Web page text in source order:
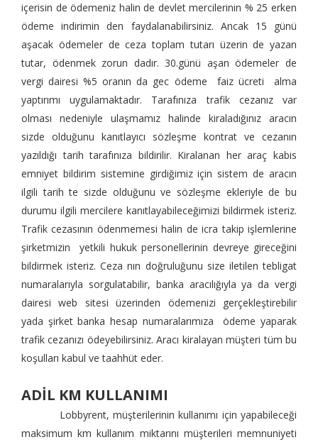
içerisin de ödemeniz halin de devlet mercilerinin % 25 erken
ödeme indirimin den faydalanabilirsiniz. Ancak 15 günü
aşacak ödemeler de ceza toplam tutarı üzerin de yazan
tutar, ödenmek zorun dadır. 30.günü aşan ödemeler de
vergi dairesi %5 oranın da gec ödeme faiz ücreti alma
yaptırımı uygulamaktadır. Tarafınıza trafik cezanız var
olması nedeniyle ulaşmamız halinde kiraladığınız aracın
sizde olduğunu kanıtlayıcı sözleşme kontrat ve cezanın
yazıldığı tarih tarafınıza bildirilir. Kiralanan her araç kabis
emniyet bildirim sistemine girdiğimiz için sistem de aracın
ilgili tarih te sizde olduğunu ve sözleşme ekleriyle de bu
durumu ilgili mercilere kanıtlayabileceğimizi bildirmek isteriz.
Trafik cezasının ödenmemesi halin de icra takip işlemlerine
şirketmizin yetkili hukuk personellerinin devreye gireceğini
bildirmek isteriz. Ceza nın doğruluğunu size iletilen tebligat
numaralarıyla sorgulatabilir, banka aracılığıyla ya da vergi
dairesi web sitesi üzerinden ödemenizi gerçekleştirebilir
yada şirket banka hesap numaralarımıza ödeme yaparak
trafik cezanızı ödeyebilirsiniz. Aracı kiralayan müşteri tüm bu
koşulları kabul ve taahhüt eder.
ADİL KM KULLANIMI
Lobbyrent, müşterilerinin kullanımı için yapabileceği
maksimum km kullanım miktarını müşterileri memnuniyeti